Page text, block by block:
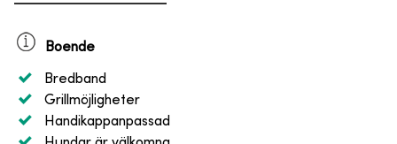
Boende
Bredband
Grillmöjligheter
Handikappanpassad